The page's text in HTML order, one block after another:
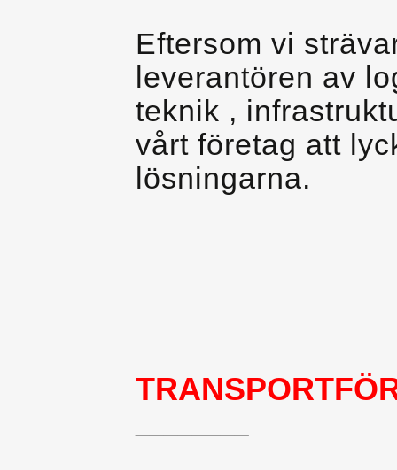
Eftersom vi
leverantören av
teknik ,
vårt företag att
lösningarna.